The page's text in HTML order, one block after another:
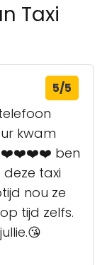
Taxi
5/5
kwam
❤️❤️❤️❤️ ben
taxi
nou ze
tijd zelfs.